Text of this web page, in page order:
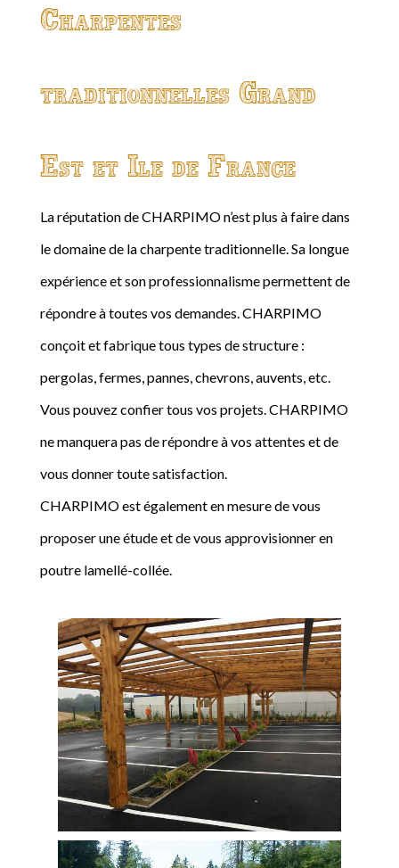
Charpentes
traditionnelles Grand
Est et Ile de France
La réputation de CHARPIMO n’est plus à faire dans
le domaine de la charpente traditionnelle. Sa longue
expérience et son professionnalisme permettent de
répondre à toutes vos demandes. CHARPIMO
conçoit et fabrique tous types de structure :
pergolas, fermes, pannes, chevrons, auvents, etc.
Vous pouvez confier tous vos projets. CHARPIMO
ne manquera pas de répondre à vos attentes et de
vous donner toute satisfaction.
CHARPIMO est également en mesure de vous
proposer une étude et de vous approvisionner en
poutre lamellé-collée.